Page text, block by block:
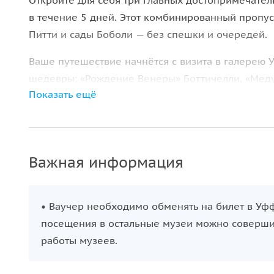
в течение 5 дней. Этот комбинированный
Питти и сады Боболи — без спешки и очередей.
Ваше путешествие начнётся с визита в
шедевры: «Рождение Венеры» Боттичелли,
Леонардо да Винчи и других мастеров. После
Караваджо в Галерее Палатина. А прогулка по
роскоши — так жили Медичи, могущественные
Дополнительно вы сможете увидеть снаружи
Показать ещё
Важная информация
• Ваучер необходимо обменять на билет в
посещения в остальные музеи можно
работы музеев.